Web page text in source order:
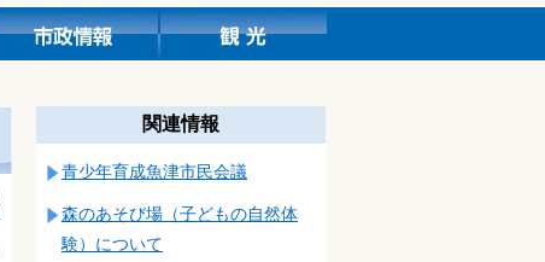
関連情報
青少年育成魚津市民会議
森のあそび場（子どもの自然体
験）について